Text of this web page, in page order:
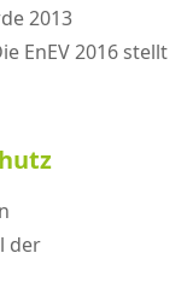
2013
EnEV 2016 stellt
der